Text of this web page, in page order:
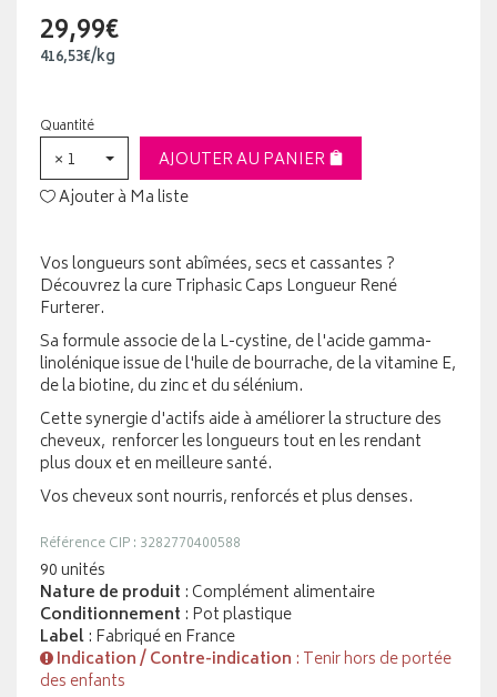
29,99€
416,53€/kg
Quantité
× 1
AJOUTER AU PANIER
Ajouter à Ma liste
Vos longueurs sont abîmées, secs et cassantes ?
Découvrez la cure Triphasic Caps Longueur René
Furterer.
Sa formule associe de la L-cystine, de l'acide gamma-
linolénique issue de l'huile de bourrache, de la vitamine E,
de la biotine, du zinc et du sélénium.
Cette synergie d'actifs aide à améliorer la structure des
cheveux, renforcer les longueurs tout en les rendant
plus doux et en meilleure santé.
Vos cheveux sont nourris, renforcés et plus denses.
Référence CIP : 3282770400588
90 unités
Nature de produit : Complément alimentaire
Conditionnement : Pot plastique
Label: Fabriqué en France
Indication / Contre-indication : Tenir hors de portée
des enfants